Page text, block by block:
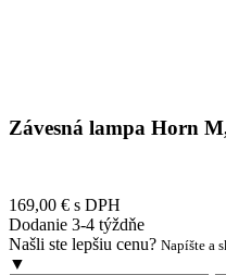
Závesná lampa Horn
169,00 € s DPH
Dodanie 3-4 týždňe
Našli ste lepšiu cenu? Napíšte a
▼